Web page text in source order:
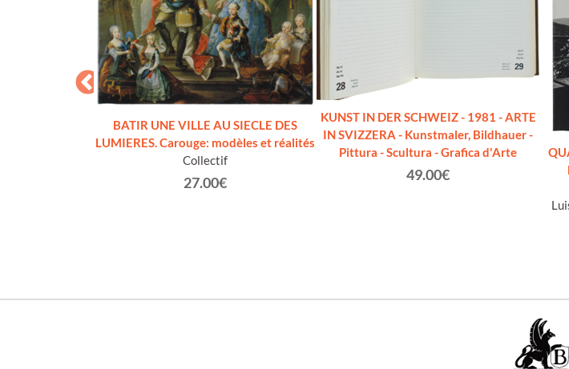
BATIR UNE VILLE AU SIECLE DES
LUMIERES. Carouge: modèles et réalités
Collectif
27.00€
KUNST IN DER SCHWEIZ - 1981 - ARTE
IN SVIZZERA - Kunstmaler, Bildhauer -
Pittura - Scultura - Grafica d'Arte
49.00€